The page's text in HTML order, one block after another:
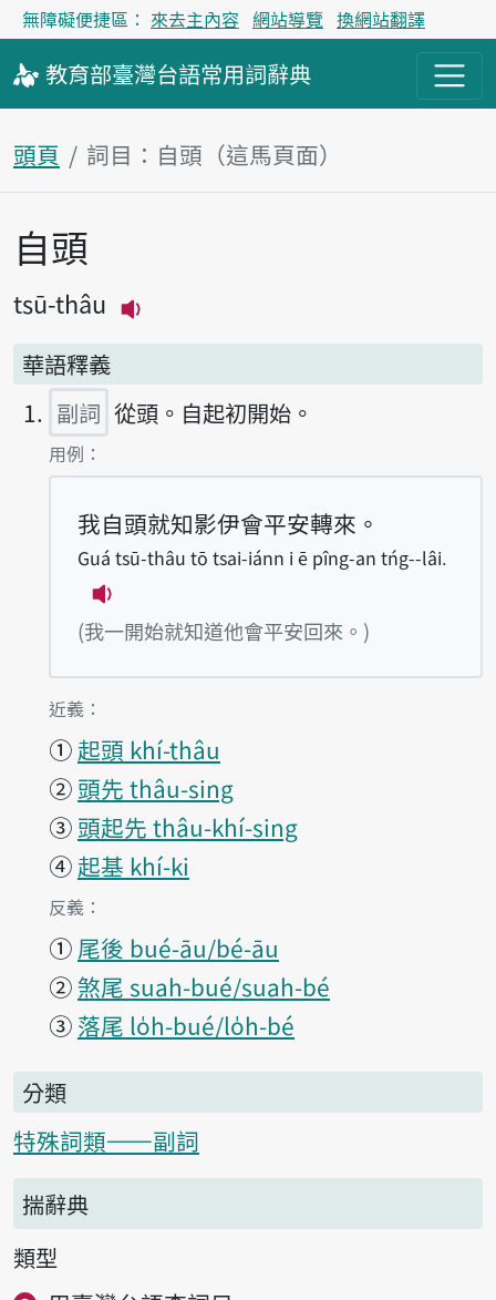
無障礙便捷區： 來去主內容 網站導覽 換網站翻譯
教育部臺灣台語常用詞辭典
頭頁 詞目：自頭（這馬頁面）
主內容區
自頭
tsū-thâu
華語釋義
副詞 從頭。自起初開始。
第1項釋義的
用例：
我自頭就知影伊會平安轉來。
Guá tsū-thâu tō tsai-iánn i ē pîng-an tńg--lâi.
播放例句Guá tsū-thâu tō tsai-iánn i ē
(我一開始就知道他會平安回來。)
第1項釋義的
近義：
① 起頭 khí-thâu
② 頭先 thâu-sing
③ 頭起先 thâu-khí-sing
④ 起基 khí-ki
第1項釋義的
反義：
① 尾後 bué-āu/bé-āu
② 煞尾 suah-bué/suah-bé
③ 落尾 lo̍h-bué/lo̍h-bé
分類
特殊詞類——副詞
揣辭典
類型